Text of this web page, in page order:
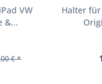
VW
&...
€ *
Halter